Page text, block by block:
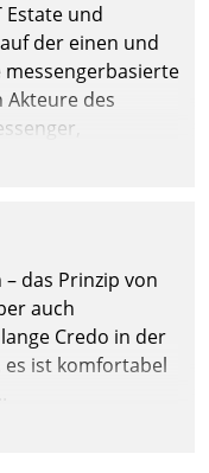
Estate und
der einen und
des
oder
das Prinzip von
auch
Credo in der
ist komfortabel